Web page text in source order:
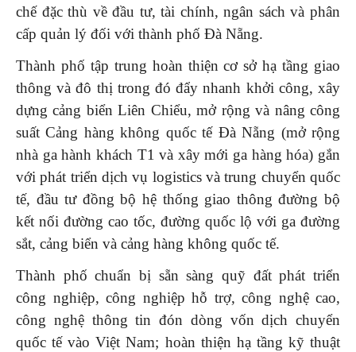
chế đặc thù về đầu tư, tài chính, ngân sách và phân
cấp quản lý đối với thành phố Đà Nẵng.
Thành phố tập trung hoàn thiện cơ sở hạ tầng giao
thông và đô thị trong đó đẩy nhanh khởi công, xây
dựng cảng biển Liên Chiểu, mở rộng và nâng công
suất Cảng hàng không quốc tế Đà Nẵng (mở rộng
nhà ga hành khách T1 và xây mới ga hàng hóa) gắn
với phát triển dịch vụ logistics và trung chuyển quốc
tế, đầu tư đồng bộ hệ thống giao thông đường bộ
kết nối đường cao tốc, đường quốc lộ với ga đường
sắt, cảng biển và cảng hàng không quốc tế.
Thành phố chuẩn bị sẵn sàng quỹ đất phát triển
công nghiệp, công nghiệp hỗ trợ, công nghệ cao,
công nghệ thông tin đón dòng vốn dịch chuyển
quốc tế vào Việt Nam; hoàn thiện hạ tầng kỹ thuật